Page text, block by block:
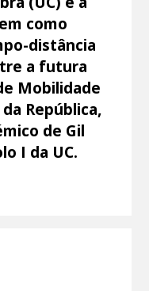
como
distância
a futura
Mobilidade
República,
de Gil
I da UC.